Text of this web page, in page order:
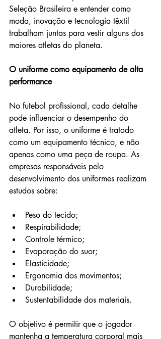
Seleção Brasileira e entender como
moda, inovação e tecnologia têxtil
trabalham juntas para vestir alguns dos
maiores atletas do planeta.
O uniforme como equipamento de alta
performance
No futebol profissional, cada detalhe
pode influenciar o desempenho do
atleta. Por isso, o uniforme é tratado
como um equipamento técnico, e não
apenas como uma peça de roupa. As
empresas responsáveis pelo
desenvolvimento dos uniformes realizam
estudos sobre:
Peso do tecido;
Respirabilidade;
Controle térmico;
Evaporação do suor;
Elasticidade;
Ergonomia dos movimentos;
Durabilidade;
Sustentabilidade dos materiais.
O objetivo é permitir que o jogador
mantenha a temperatura corporal mais